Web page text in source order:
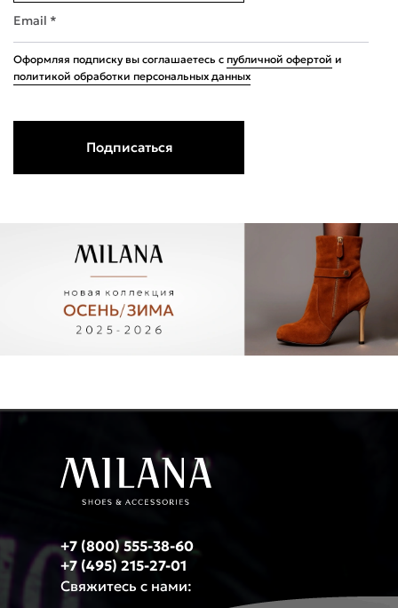
Email *
Оформляя подписку вы соглашаетесь с публичной офертой и
политикой обработки персональных данных
Подписаться
+7 (800) 555-38-60
+7 (495) 215-27-01
Свяжитесь с нами: